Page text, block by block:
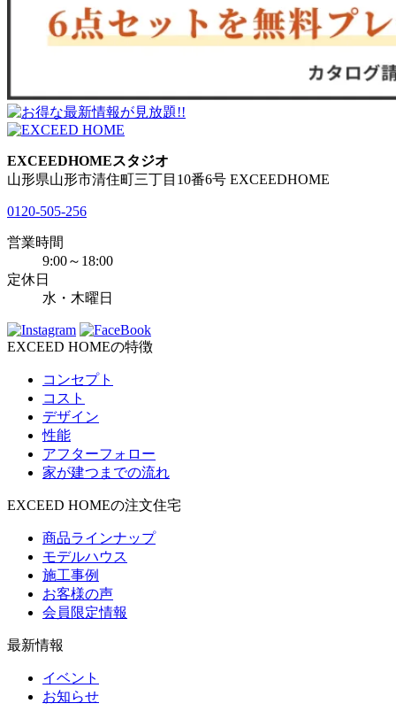
EXCEEDHOMEスタジオ
山形県山形市清住町三丁目10番6号 EXCEEDHOME
0120-505-256
営業時間
9:00～18:00
定休日
水・木曜日
EXCEED HOMEの特徴
コンセプト
コスト
デザイン
性能
アフターフォロー
家が建つまでの流れ
EXCEED HOMEの注文住宅
商品ラインナップ
モデルハウス
施工事例
お客様の声
会員限定情報
最新情報
イベント
お知らせ